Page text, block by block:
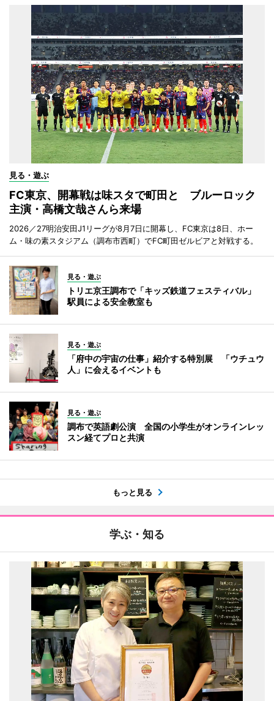
見る・遊ぶ
FC東京、開幕戦は味スタで町田と ブルーロック
主演・高橋文哉さんら来場
2026／27明治安田J1リーグが8月7日に開幕し、FC東京は8日、ホー
ム・味の素スタジアム（調布市西町）でFC町田ゼルビアと対戦する。
見る・遊ぶ
トリエ京王調布で「キッズ鉄道フェスティバル」
駅員による安全教室も
見る・遊ぶ
「府中の宇宙の仕事」紹介する特別展 「ウチュウ
人」に会えるイベントも
見る・遊ぶ
調布で英語劇公演 全国の小学生がオンラインレッ
スン経てプロと共演
もっと見る
学ぶ・知る